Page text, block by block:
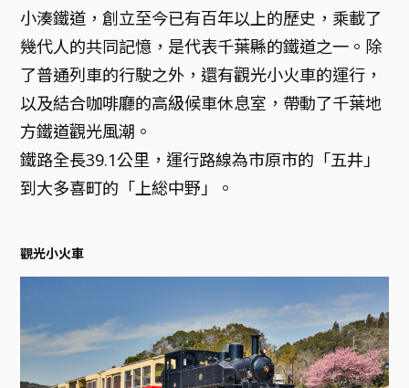
小湊鐵道，創立至今已有百年以上的歷史，乘載了
幾代人的共同記憶，是代表千葉縣的鐵道之一。除
了普通列車的行駛之外，還有觀光小火車的運行，
以及結合咖啡廳的高級候車休息室，帶動了千葉地
方鐵道觀光風潮。
鐵路全長39.1公里，運行路線為市原市的「五井」
到大多喜町的「上総中野」。
觀光小火車